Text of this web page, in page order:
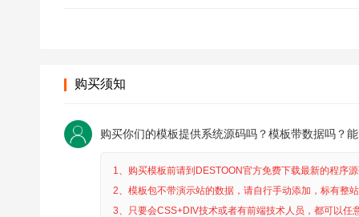
购买须知
购买你们的模板提供系统源码吗？模板带数据吗？
1、购买模板前请到DESTOON官方免费下载最新的程序
2、模板包不带演示站的数据，请自行手动添加，标有整
3、只要会CSS+DIV技术或者有前端技术人员，都可以任